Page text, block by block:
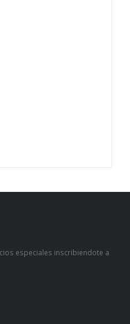
especiales inscribiendote a